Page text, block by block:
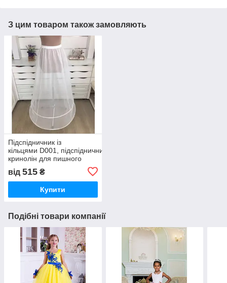
З цим товаром також замовляють
Підспідничник із
кільцями D001, підспідничник
кринолін для пишного
від 515 ₴
Купити
Подібні товари компанії